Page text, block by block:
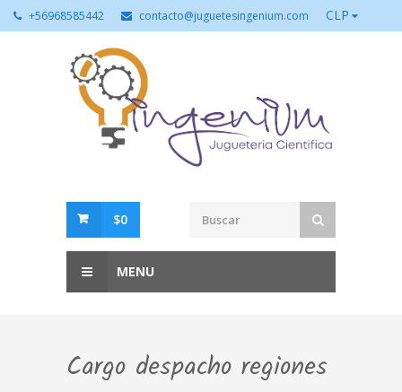
+56968585442 contacto@juguetesingenium.com CLP
$0
MENU
Cargo despacho regiones